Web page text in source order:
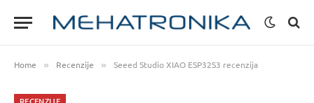
Home » Recenzije » Seeed Studio XIAO ESP32S3 recenzija